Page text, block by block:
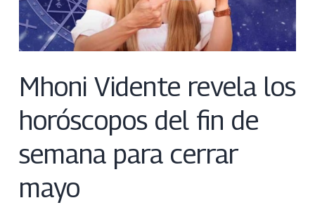
Mhoni Vidente revela los
horóscopos del fin de
semana para cerrar
mayo